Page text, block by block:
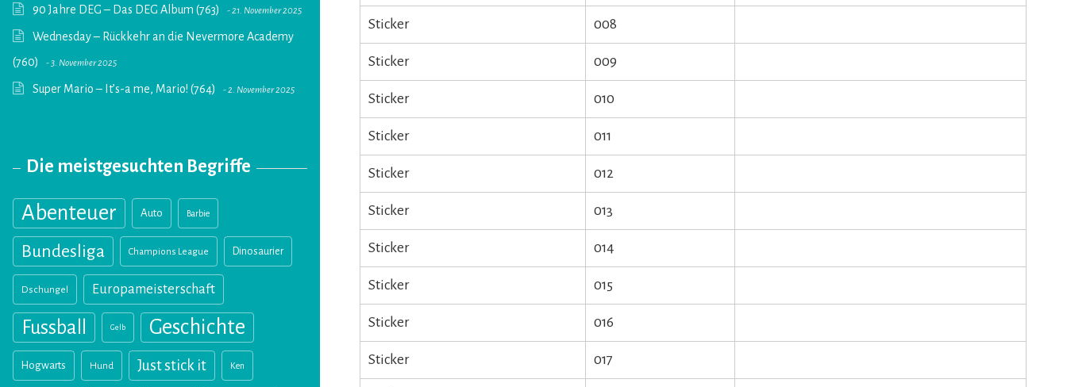
90 Jahre DEG – Das DEG Album (763) 21. November 2025
Wednesday – Rückkehr an die Nevermore Academy
(760)
3. November 2025
Super Mario – It’s-a me, Mario! (764) 2. November 2025
Die meistgesuchten Begriffe
Abenteuer Auto Barbie
Bundesliga Champions League Dinosaurier
Dschungel Europameisterschaft
Fussball Gelb Geschichte
Hogwarts Hund Just stick it Ken
Sticker 008
Sticker 009
Sticker 010
Sticker 011
Sticker 012
Sticker 013
Sticker 014
Sticker 015
Sticker 016
Sticker 017